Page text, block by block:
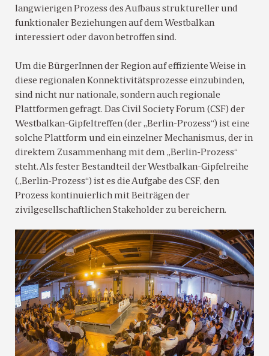
langwierigen Prozess des Aufbaus struktureller und
funktionaler Beziehungen auf dem Westbalkan
interessiert oder davon betroffen sind.
Um die BürgerInnen der Region auf effiziente Weise in
diese regionalen Konnektivitätsprozesse einzubinden,
sind nicht nur nationale, sondern auch regionale
Plattformen gefragt. Das Civil Society Forum (CSF) der
Westbalkan-Gipfeltreffen (der „Berlin-Prozess“) ist eine
solche Plattform und ein einzelner Mechanismus, der in
direktem Zusammenhang mit dem „Berlin-Prozess“
steht. Als fester Bestandteil der Westbalkan-Gipfelreihe
(„Berlin-Prozess“) ist es die Aufgabe des CSF, den
Prozess kontinuierlich mit Beiträgen der
zivilgesellschaftlichen Stakeholder zu bereichern.